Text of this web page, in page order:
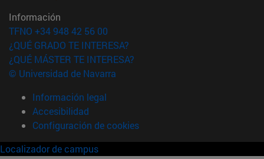
Información
TFNO +34 948 42 56 00
¿QUÉ GRADO TE INTERESA?
¿QUÉ MÁSTER TE INTERESA?
© Universidad de Navarra
Información legal
Accesibilidad
Configuración de cookies
Localizador de campus